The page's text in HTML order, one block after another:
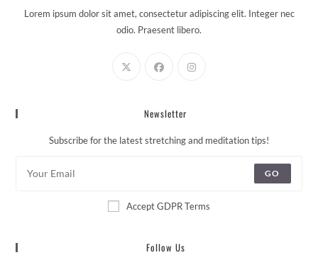
Lorem ipsum dolor sit amet, consectetur adipiscing elit. Integer nec
odio. Praesent libero.
Newsletter
Subscribe for the latest stretching and meditation tips!
GO
Accept GDPR Terms
Follow Us